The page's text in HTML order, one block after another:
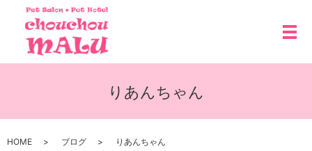
メ
りあんちゃん
HOME ブログ りあんちゃん